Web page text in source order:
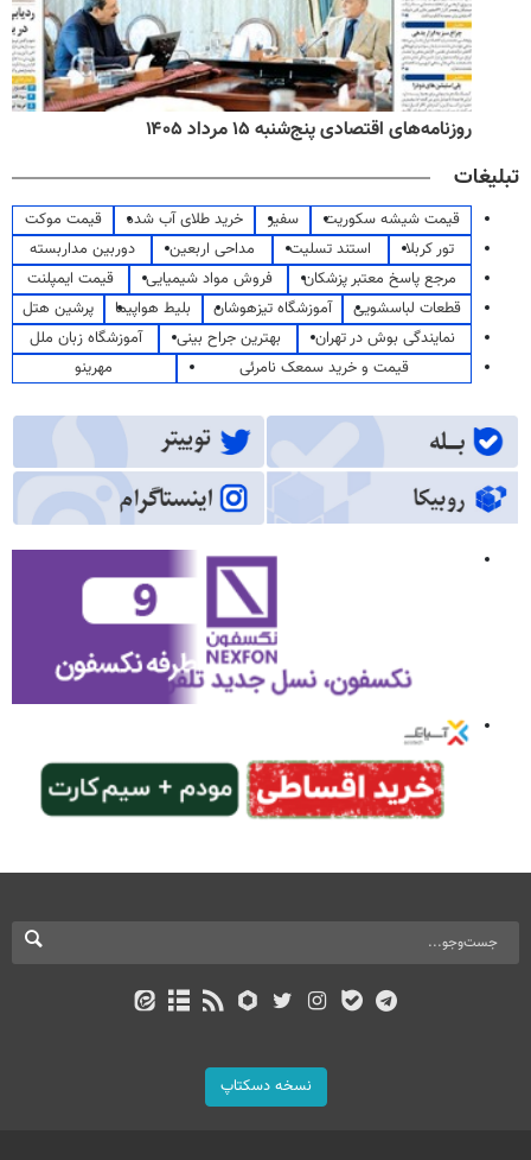
روزنامه‌های اقتصادی پنج‌شنبه ۱۵ مرداد ۱۴۰۵
تبلیغات
قیمت شیشه سکوریت سفیر خرید طلای آب شده
قیمت موکت
تور کربلا
استند تسلیت مداحی اربعین
دوربین مداربسته
مرجع پاسخ معتبر پزشکان
فروش مواد شیمیایی
قیمت ایمپلنت
قطعات لباسشویی
آموزشگاه تیزهوشان بلیط هواپیما
پرشین هتل
نمایندگی بوش در تهران
بهترین جراح بینی
آموزشگاه زبان ملل
قیمت و خرید سمعک نامرئی
مهرینو
نسخه دسکتاپ